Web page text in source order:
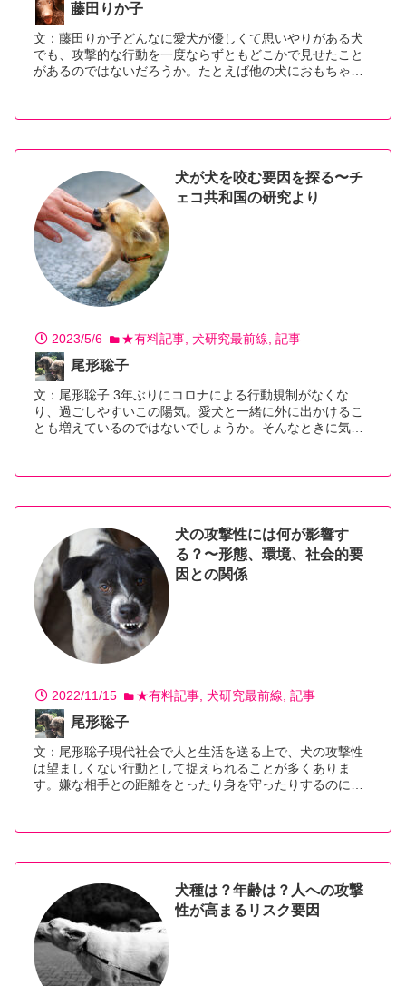
藤田りか子
文：藤田りか子どんなに愛犬が優しくて思いやりがある犬
でも、攻撃的な行動を一度ならずともどこかで見せたこと
があるのではないだろうか。たとえば他の犬におもちゃ…
犬が犬を咬む要因を探る〜チ
ェコ共和国の研究より
2023/5/6 ★有料記事 犬研究最前線 記事
尾形聡子
文：尾形聡子 3年ぶりにコロナによる行動規制がなくな
り、過ごしやすいこの陽気。愛犬と一緒に外に出かけるこ
とも増えているのではないでしょうか。そんなときに気…
犬の攻撃性には何が影響す
る？〜形態、環境、社会的要
因との関係
2022/11/15 ★有料記事 犬研究最前線 記事
尾形聡子
文：尾形聡子現代社会で人と生活を送る上で、犬の攻撃性
は望ましくない行動として捉えられることが多くありま
す。嫌な相手との距離をとったり身を守ったりするのに
犬種は？年齢は？人への攻撃
性が高まるリスク要因